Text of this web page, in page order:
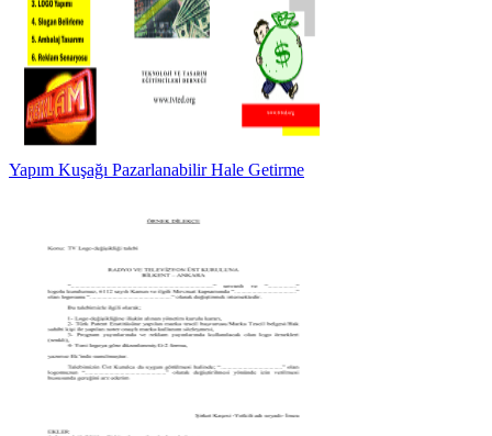
Yapım Kuşağı Pazarlanabilir Hale Getirme